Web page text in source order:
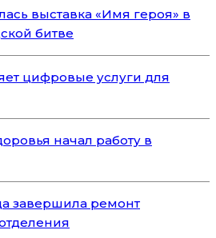
выставка «Имя героя» в
битве
цифровые услуги для
начал работу в
завершила ремонт